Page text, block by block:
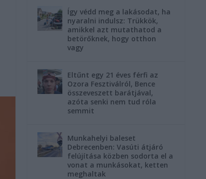
Így védd meg a lakásodat, ha
nyaralni indulsz: Trükkök,
amikkel azt mutathatod a
betörőknek, hogy otthon
vagy
Eltűnt egy 21 éves férfi az
Ozora Fesztiválról, Bence
összeveszett barátjával,
azóta senki nem tud róla
semmit
Munkahelyi baleset
Debrecenben: Vasúti átjáró
felújítása közben sodorta el a
vonat a munkásokat, ketten
meghaltak